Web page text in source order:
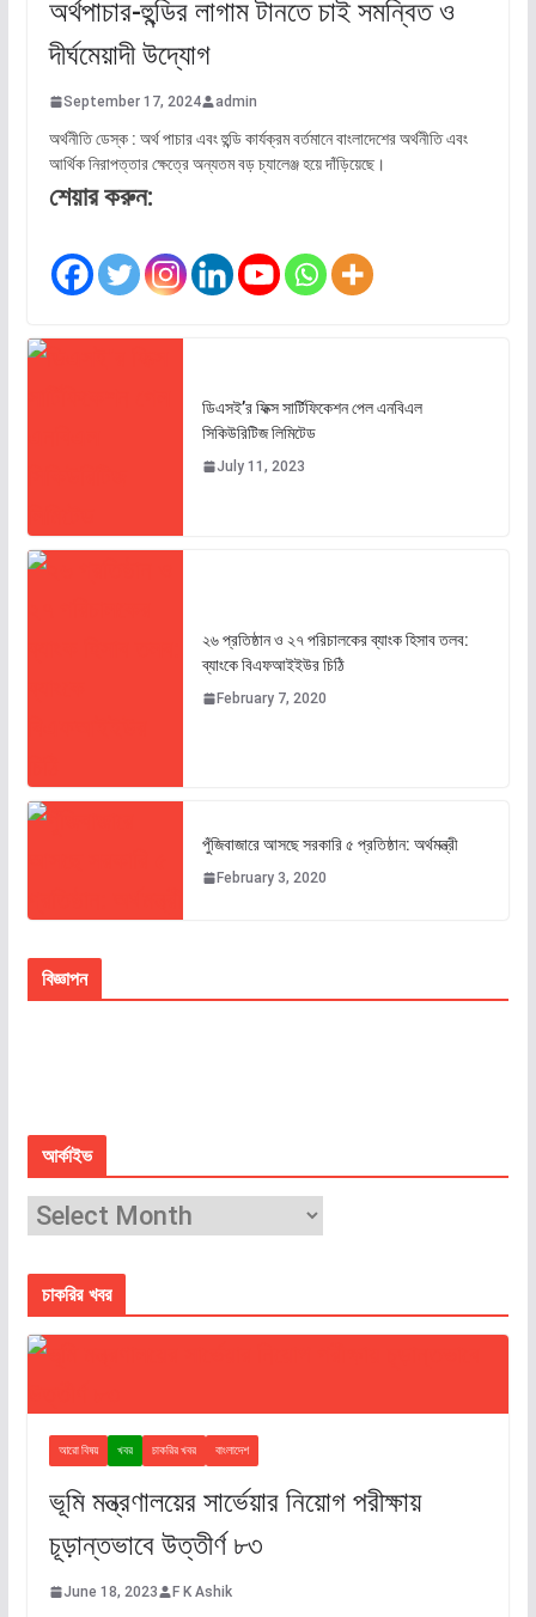
অর্থপাচার-হুন্ডির লাগাম টানতে চাই সমন্বিত ও
দীর্ঘমেয়াদী উদ্যোগ
September 17, 2024 admin
অর্থনীতি ডেস্ক : অর্থ পাচার এবং হুন্ডি কার্যক্রম বর্তমানে বাংলাদেশের অর্থনীতি এবং
আর্থিক নিরাপত্তার ক্ষেত্রে অন্যতম বড় চ্যালেঞ্জ হয়ে দাঁড়িয়েছে।
শেয়ার করুন:
ডিএসই’র ফিক্স সার্টিফিকেশন পেল এনবিএল
সিকিউরিটিজ লিমিটেড
July 11, 2023
২৬ প্রতিষ্ঠান ও ২৭ পরিচালকের ব্যাংক হিসাব তলব:
ব্যাংকে বিএফআইইউর চিঠি
February 7, 2020
পুঁজিবাজারে আসছে সরকারি ৫ প্রতিষ্ঠান: অর্থমন্ত্রী
February 3, 2020
বিজ্ঞাপন
আর্কাইভ
চাকরির খবর
আরো বিষয় খবর চাকরির খবর বাংলাদেশ
ভূমি মন্ত্রণালয়ের সার্ভেয়ার নিয়োগ পরীক্ষায়
চূড়ান্তভাবে উত্তীর্ণ ৮৩
June 18, 2023 F K Ashik